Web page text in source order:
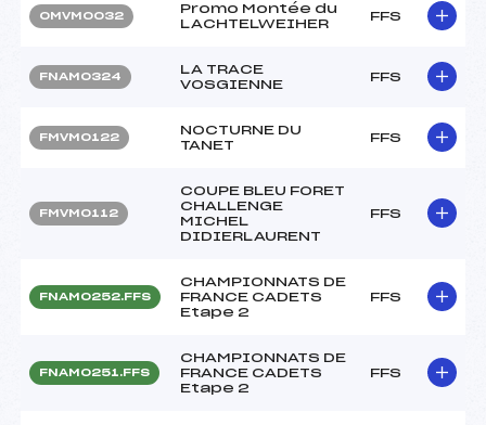
OMVM0032
Promo Montée du
LACHTELWEIHER
FFS
FNAM0324
LA TRACE
VOSGIENNE
FFS
FMVM0122
NOCTURNE DU
TANET
FFS
FMVM0112
COUPE BLEU FORET
CHALLENGE
MICHEL
DIDIERLAURENT
FFS
FNAM0252.FFS
CHAMPIONNATS DE
FRANCE CADETS
Etape 2
FFS
FNAM0251.FFS
CHAMPIONNATS DE
FRANCE CADETS
Etape 2
FFS